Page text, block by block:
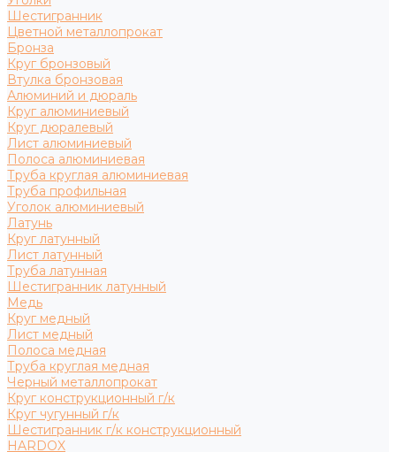
Шестигранник
Цветной металлопрокат
Бронза
Круг бронзовый
Втулка бронзовая
Алюминий и дюраль
Круг алюминиевый
Круг дюралевый
Лист алюминиевый
Полоса алюминиевая
Труба круглая алюминиевая
Труба профильная
Уголок алюминиевый
Латунь
Круг латунный
Лист латунный
Труба латунная
Шестигранник латунный
Медь
Круг медный
Лист медный
Полоса медная
Труба круглая медная
Черный металлопрокат
Круг конструкционный г/к
Круг чугунный г/к
Шестигранник г/к конструкционный
HARDOX